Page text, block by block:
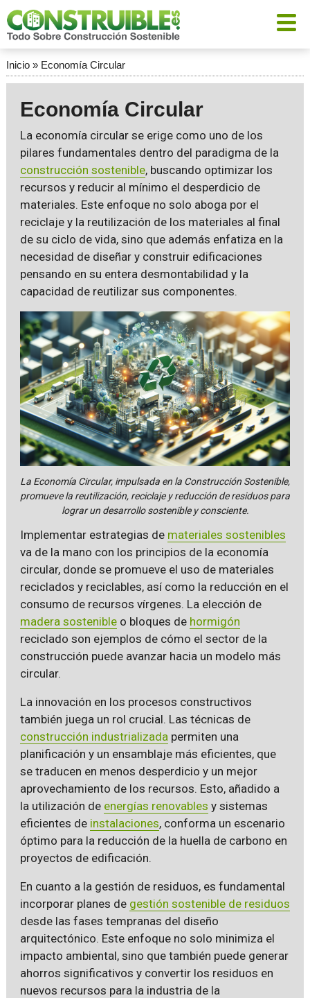
Inicio» Economía Circular
Economía Circular
La economía circular se erige como uno de los
pilares fundamentales dentro del paradigma de la
construcción sostenible, buscando optimizar los
recursos y reducir al mínimo el desperdicio de
materiales. Este enfoque no solo aboga por el
reciclaje y la reutilización de los materiales al final
de su ciclo de vida, sino que además enfatiza en la
necesidad de diseñar y construir edificaciones
pensando en su entera desmontabilidad y la
capacidad de reutilizar sus componentes.
La Economía Circular, impulsada en la Construcción Sostenible,
promueve la reutilización, reciclaje y reducción de residuos para
lograr un desarrollo sostenible y consciente.
Implementar estrategias de materiales sostenibles
va de la mano con los principios de la economía
circular, donde se promueve el uso de materiales
reciclados y reciclables, así como la reducción en el
consumo de recursos vírgenes. La elección de
madera sostenibleo bloques de hormigón
reciclado son ejemplos de cómo el sector de la
construcción puede avanzar hacia un modelo más
circular.
La innovación en los procesos constructivos
también juega un rol crucial. Las técnicas de
construcción industrializada permiten una
planificación y un ensamblaje más eficientes, que
se traducen en menos desperdicio y un mejor
aprovechamiento de los recursos. Esto, añadido a
la utilización de energías renovables y sistemas
eficientes de instalaciones, conforma un escenario
óptimo para la reducción de la huella de carbono en
proyectos de edificación.
En cuanto a la gestión de residuos, es fundamental
incorporar planes de gestión sostenible de residuos
desde las fases tempranas del diseño
arquitectónico. Este enfoque no solo minimiza el
impacto ambiental, sino que también puede generar
ahorros significativos y convertir los residuos en
nuevos recursos para la industria de la